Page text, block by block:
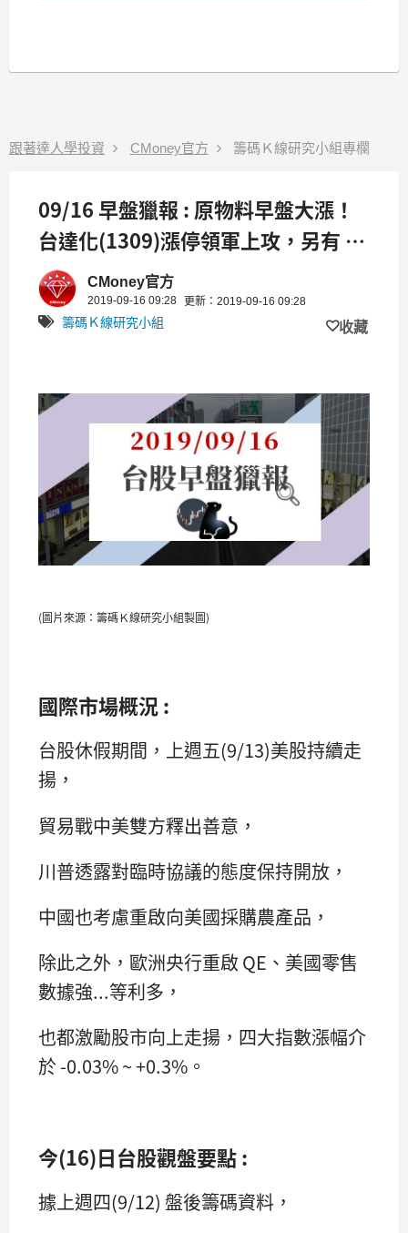
跟著達人學投資 CMoney官方 籌碼Ｋ線研究小組專欄
09/16 早盤獵報 : 原物料早盤大漲！
台達化(1309)漲停領軍上攻，另有 4
檔漲逾 5%CMoney官方
2019-09-16 09:28 更新：2019-09-16 09:28
籌碼Ｋ線研究小組 收藏
(圖片來源：籌碼Ｋ線研究小組製圖)
國際市場概況 :
台股休假期間，上週五(9/13)美股持續走
揚，
貿易戰中美雙方釋出善意，
川普透露對臨時協議的態度保持開放，
中國也考慮重啟向美國採購農產品，
除此之外，歐洲央行重啟 QE、美國零售
數據強...等利多，
也都激勵股市向上走揚，四大指數漲幅介
於 -0.03% ~ +0.3%。
今(16)日台股觀盤要點 :
據上週四(9/12) 盤後籌碼資料，